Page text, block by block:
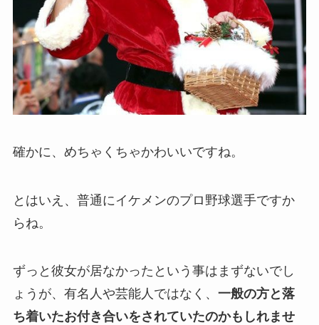
確かに、めちゃくちゃかわいいですね。
とはいえ、普通にイケメンのプロ野球選手ですか
らね。
ずっと彼女が居なかったという事はまずないでし
ょうが、有名人や芸能人ではなく、 一般の方と落
ち着いたお付き合いをされていたのかもしれませ